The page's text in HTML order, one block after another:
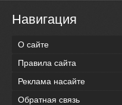
Навигация
О сайте
Правила сайта
Реклама насайте
Обратная связь